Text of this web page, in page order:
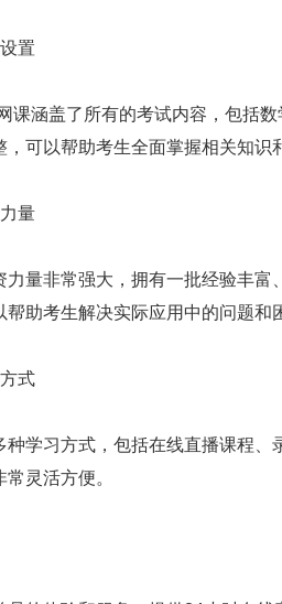
置
涵盖了所有的考试内容，包括数
，可以帮助考生全面掌握相关知识
量
非常强大，拥有一批经验丰富
帮助考生解决实际应用中的问题和
式
习方式，包括在线直播课程、
灵活方便。